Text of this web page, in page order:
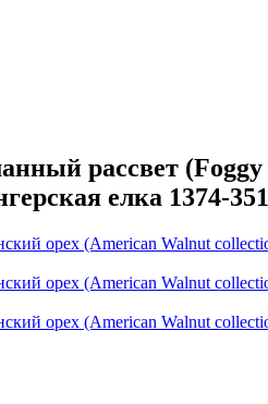
рассвет
елка 1374-